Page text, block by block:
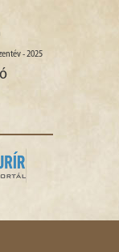
- 2025